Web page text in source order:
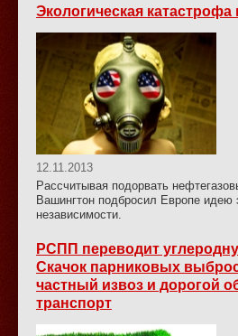
Экологическая катастрофа
12.11.2013
Рассчитывая подорвать
Вашингтон подбросил Европе идею
независимости.
РСПП переводит
Скачок парниковых
частный извоз и дорогой
транспорт